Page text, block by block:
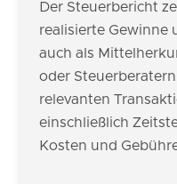
Der Steuerbericht
realisierte Gewinne
auch als
oder
relevanten
einschließlich
Kosten und